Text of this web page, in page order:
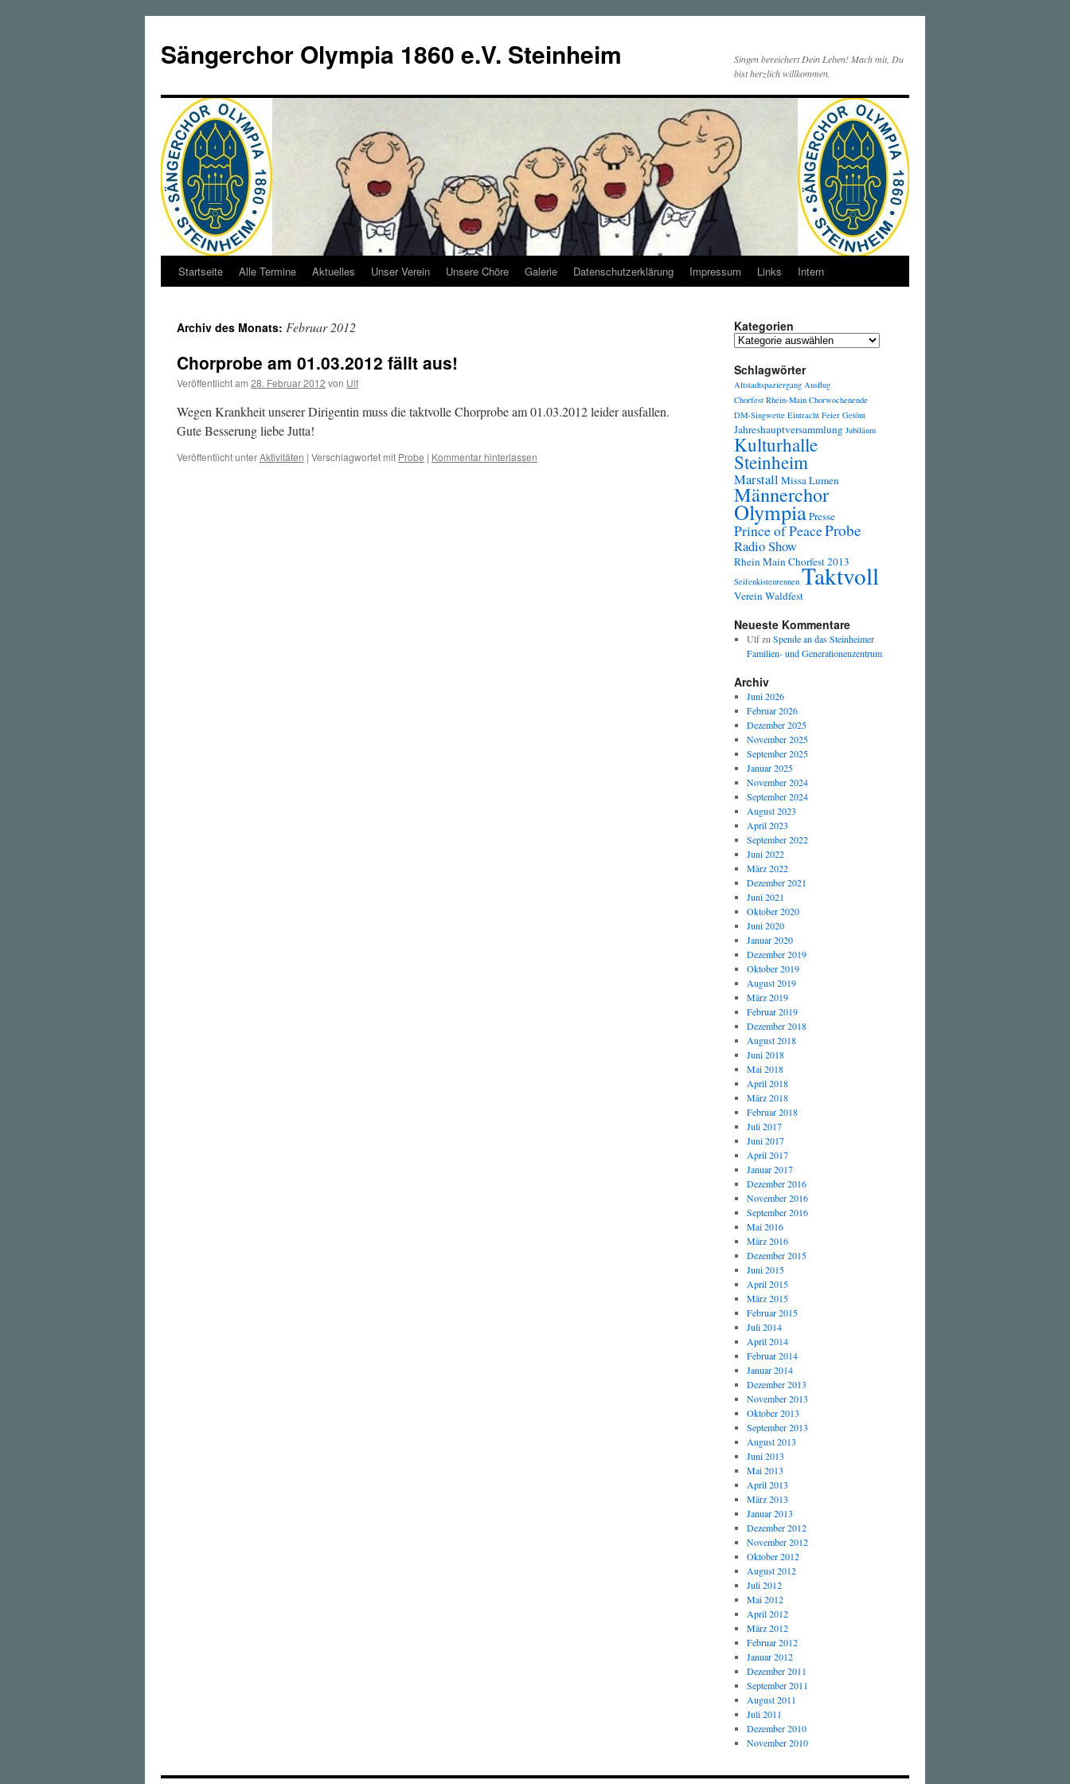
springen
Sängerchor Olympia 1860 e.V. Steinheim
Singen bereichert Dein Leben! Mach mit, Du
bist herzlich willkommen.
Startseite Alle Termine Aktuelles Unser Verein Unsere Chöre Galerie Datenschutzerklärung Impressum Links Intern
Archiv des Monats: Februar 2012
Chorprobe am 01.03.2012 fällt aus!
Veröffentlicht am 28. Februar 2012 von Ulf
Wegen Krankheit unserer Dirigentin muss die taktvolle Chorprobe am 01.03.2012 leider ausfallen.
Gute Besserung liebe Jutta!
Veröffentlicht unterAktivitäten | Verschlagwortet mit Probe | Kommentar hinterlassen
Kategorien
Kategorien
Schlagwörter
Altstadtspaziergang Ausflug
Chorfest Rhein-Main Chorwochenende
DM-Singwette Eintracht Feier Getönt
Jahreshauptversammlung Jubiläum
Kulturhalle
Steinheim
Marstall Missa Lumen
Männerchor
OlympiaPresse
Prince of PeaceProbe
Radio Show
Rhein Main Chorfest 2013
Seifenkistenrennen Taktvoll
VereinWaldfest
Neueste Kommentare
Ulfzu Spende an das Steinheimer
Familien- und Generationenzentrum
Archiv
Juni 2026
Februar 2026
Dezember 2025
November 2025
September 2025
Januar 2025
November 2024
September 2024
August 2023
April 2023
September 2022
Juni 2022
März 2022
Dezember 2021
Juni 2021
Oktober 2020
Juni 2020
Januar 2020
Dezember 2019
Oktober 2019
August 2019
März 2019
Februar 2019
Dezember 2018
August 2018
Juni 2018
Mai 2018
April 2018
März 2018
Februar 2018
Juli 2017
Juni 2017
April 2017
Januar 2017
Dezember 2016
November 2016
September 2016
Mai 2016
März 2016
Dezember 2015
Juni 2015
April 2015
März 2015
Februar 2015
Juli 2014
April 2014
Februar 2014
Januar 2014
Dezember 2013
November 2013
Oktober 2013
September 2013
August 2013
Juni 2013
Mai 2013
April 2013
März 2013
Januar 2013
Dezember 2012
November 2012
Oktober 2012
August 2012
Juli 2012
Mai 2012
April 2012
März 2012
Februar 2012
Januar 2012
Dezember 2011
September 2011
August 2011
Juli 2011
Dezember 2010
November 2010